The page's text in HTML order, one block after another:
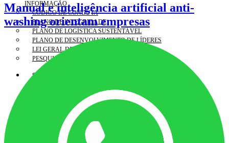
INFORMAÇÃO
CÓDIGO DE CONDUTA
PLANO DE INTEGRIDADE
PLANO DE LOGÍSTICA SUSTENTÁVEL
PLANO DE DESENVOLVIMENTO DE LÍDERES
LEI GERAL DE PROTEÇÃO DE DADOS
PESQUISA DE SATISFAÇÃO
SERVIÇOS
Manual e inteligência artificial anti-
washing orientam empresas